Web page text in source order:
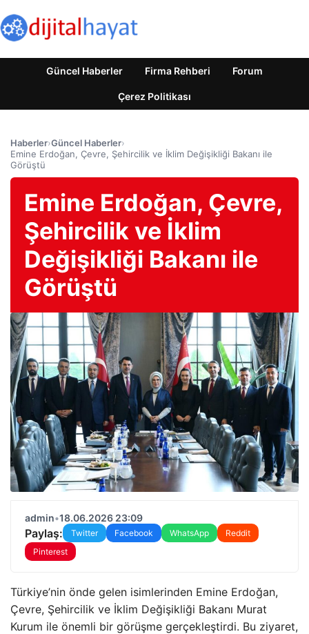
Güncel Haberler Firma Rehberi Forum
Çerez Politikası
Haberler›Güncel Haberler›
Emine Erdoğan, Çevre, Şehircilik ve İklim Değişikliği Bakanı ile
Görüştü
Emine Erdoğan, Çevre,
Şehircilik ve İklim
Değişikliği Bakanı ile
Görüştü
admin•18.06.2026 23:09
Paylaş: Twitter Facebook WhatsApp
Reddit
Pinterest
Türkiye’nin önde gelen isimlerinden Emine Erdoğan,
Çevre, Şehircilik ve İklim Değişikliği Bakanı Murat
Kurum ile önemli bir görüşme gerçekleştirdi. Bu ziyaret,